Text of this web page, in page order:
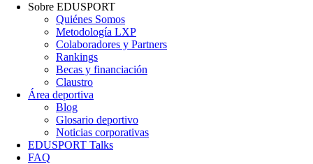
Sobre EDUSPORT
Quiénes Somos
Metodología LXP
Colaboradores y Partners
Rankings
Becas y financiación
Claustro
Área deportiva
Blog
Glosario deportivo
Noticias corporativas
EDUSPORT Talks
FAQ